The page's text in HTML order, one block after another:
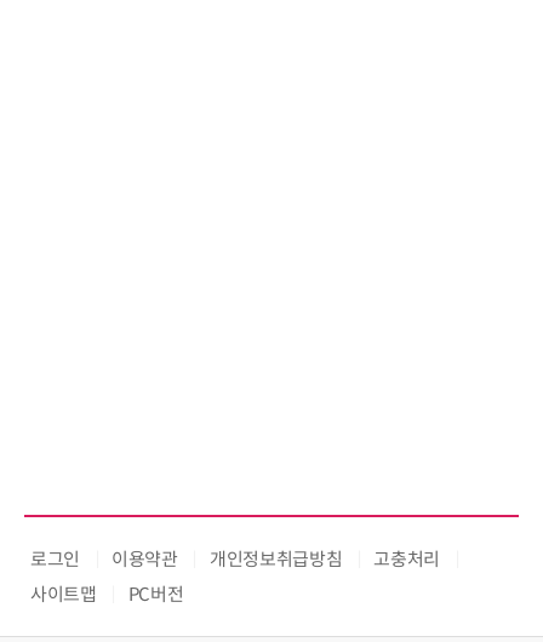
로그인 이용약관 개인정보취급방침
고충처리
사이트맵
PC버전